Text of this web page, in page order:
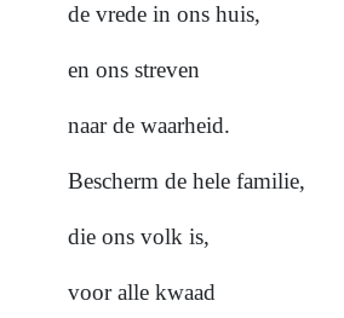
de vrede in ons huis,
en ons streven
naar de waarheid.
Bescherm de hele familie,
die ons volk is,
voor alle kwaad